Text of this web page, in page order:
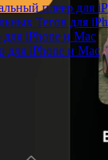
плеер для
Тегов для
iPhone и Mac
для iPhone и Mac